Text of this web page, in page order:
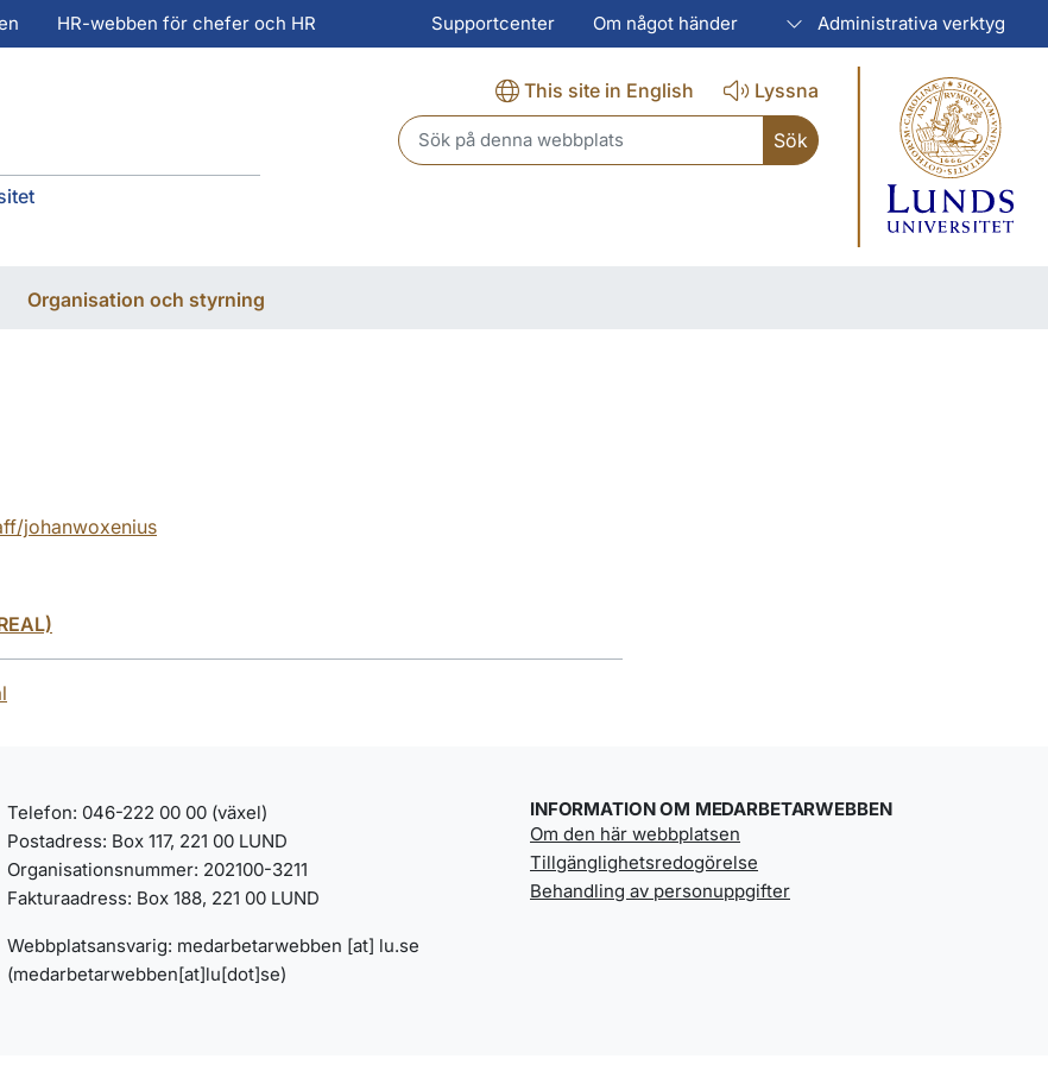
HR-webben för chefer och HR Supportcenter Om något händer Administrativa verktyg
This site in English
Lyssna
Header search
Organisation och styrning
johanwoxenius
Telefon: 046-222 00 00 (växel)
Postadress: Box 117, 221 00 LUND
Organisationsnummer: 202100-3211
Fakturaadress: Box 188, 221 00 LUND
Webbplatsansvarig: medarbetarwebben [at] lu.se
(medarbetarwebben[at]lu[dot]se)
INFORMATION OM MEDARBETARWEBBEN
Om den här webbplatsen
Tillgänglighetsredogörelse
Behandling av personuppgifter